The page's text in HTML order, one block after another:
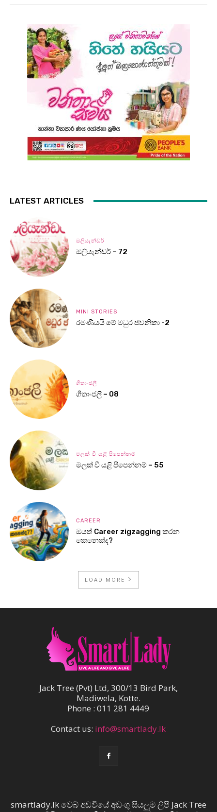
LATEST ARTICLES
ඔලියැන්ඩර්
ඔලියැන්ඩර් – 72
MINI STORIES
රමණීයයි මේ මධුර ජවනිකා -2
ගීතාංජලී
ගීතාංජලී – 08
මලක් වී යළි පිපෙන්නම්
මලක් වී යළි පිපෙන්නම් – 55
CAREER
ඔයත් Career zigzagging කරන
කෙනෙක්ද?
LOAD MORE
Jack Tree (Pvt) Ltd, 300/13 Bird Park,
Madiwela, Kotte.
Phone : 011 281 4449
Contact us: info@smartlady.lk
smartlady.lk වෙබ් අඩවියේ අඩංගු සියලුම ලිපි Jack Tree